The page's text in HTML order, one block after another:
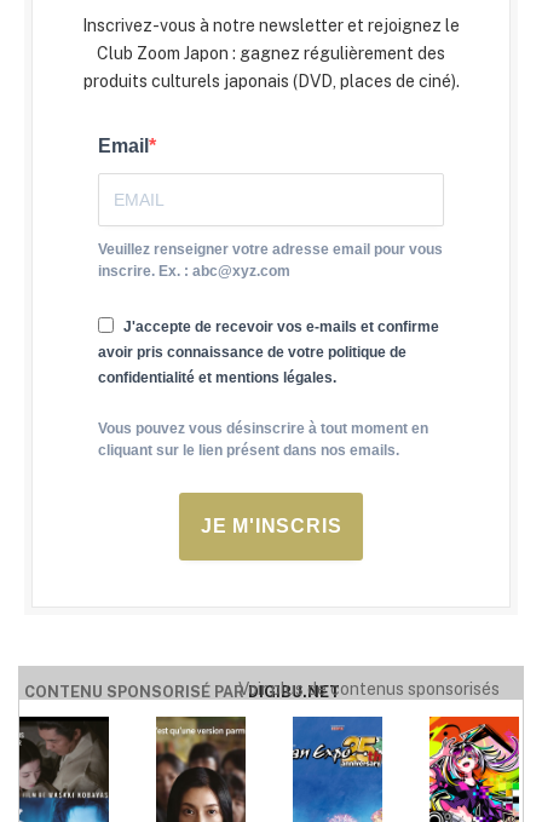
Inscrivez-vous à notre newsletter et rejoignez le
Club Zoom Japon : gagnez régulièrement des
produits culturels japonais (DVD, places de ciné).
Email
Veuillez renseigner votre adresse email pour vous
inscrire. Ex. : abc@xyz.com
J'accepte de recevoir vos e-mails et confirme
avoir pris connaissance de votre politique de
confidentialité et mentions légales.
Vous pouvez vous désinscrire à tout moment en
cliquant sur le lien présent dans nos emails.
JE M'INSCRIS
CONTENU SPONSORISÉ PARDIGIBU.NET
Voir plus de contenus sponsorisés